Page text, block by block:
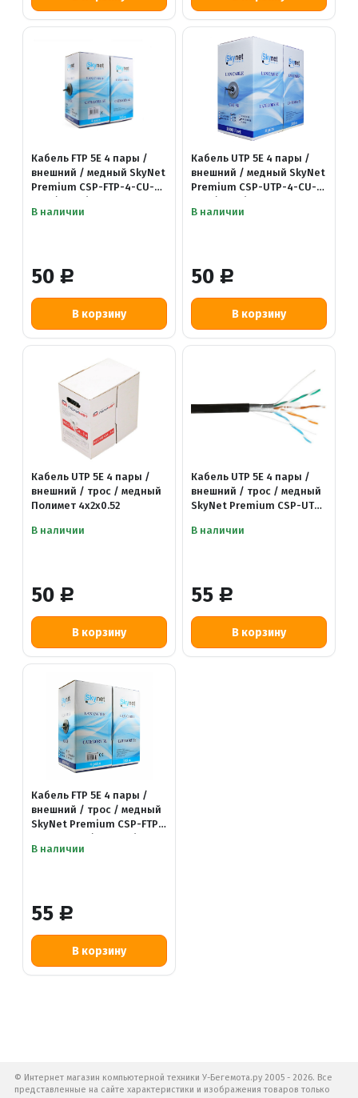
50 Р
Кабель FTP 5E 4 пары /
внешний / медный SkyNet
Premium CSP-FTP-4-CU-
В наличии
50 Р
Кабель UTP 5E 4 пары /
внешний / медный SkyNet
Premium CSP-UTP-4-CU-
В наличии
50 Р
Кабель UTP 5E 4 пары /
внешний / трос / медный
Полимет 4x2x0.52
В наличии
55 Р
Кабель UTP 5E 4 пары /
внешний / трос / медный
SkyNet Premium CSP-UTP-
В наличии
55 Р
Кабель FTP 5E 4 пары /
внешний / трос / медный
SkyNet Premium CSP-FTP-
В наличии
© Интернет магазин компьютерной техники У-Бегемота.ру 2005 - 2026. Все
представленные на сайте характеристики и изображения товаров только